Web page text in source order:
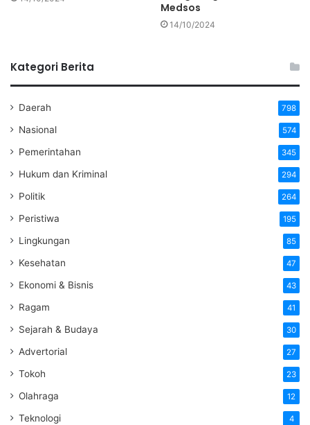
Medsos
14/10/2024
Kategori Berita
Daerah 798
Nasional 574
Pemerintahan 345
Hukum dan Kriminal 294
Politik 264
Peristiwa 195
Lingkungan 85
Kesehatan 47
Ekonomi & Bisnis 43
Ragam 41
Sejarah & Budaya 30
Advertorial 27
Tokoh 23
Olahraga 12
Teknologi 4